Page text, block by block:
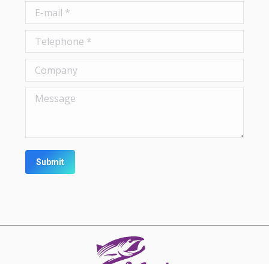
E-mail *
Telephone *
Company
Message
Submit